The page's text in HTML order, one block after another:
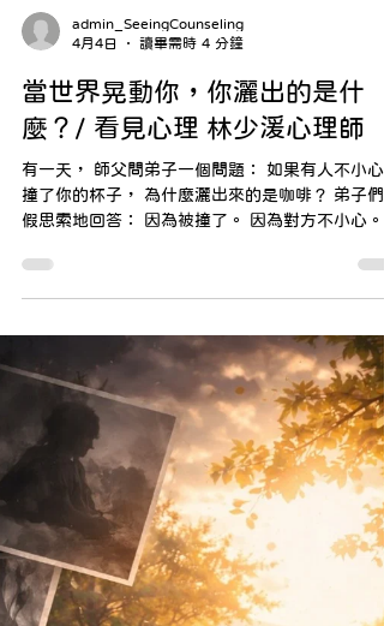
4月4日
讀畢需時 4 分鐘
當世界晃動你，你灑出的是什
麼？/ 看見心理 林少湲心理師
有一天， 師父問弟子一個問題： 如果有人不小心碰
為外在的干擾。 師父靜靜地聽完， 輕聲說了一句
話： 不。 是因為杯子裡裝的是咖啡。